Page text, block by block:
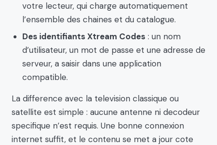
votre lecteur, qui charge automatiquement
l’ensemble des chaines et du catalogue.
Des identifiants Xtream Codes : un nom
d’utilisateur, un mot de passe et une adresse de
serveur, a saisir dans une application
compatible.
La difference avec la television classique ou
satellite est simple : aucune antenne ni decodeur
specifique n’est requis. Une bonne connexion
internet suffit, et le contenu se met a jour cote